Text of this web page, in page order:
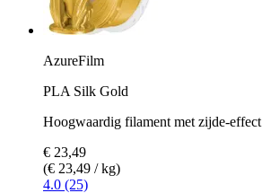
AzureFilm
PLA Silk Gold
Hoogwaardig filament met zijde-effect
€ 23,49
(€ 23,49 / kg)
4.0 (25)